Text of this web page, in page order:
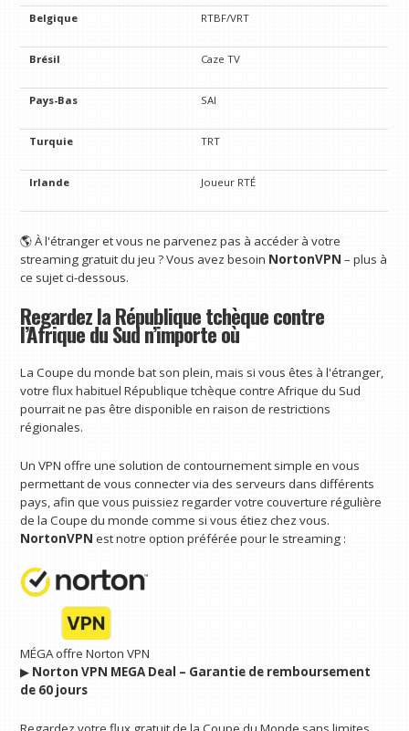
Belgique RTBF/VRT
Brésil Caze TV
Pays-Bas SAI
Turquie TRT
Irlande Joueur RTÉ
🌎 À l'étranger et vous ne parvenez pas à accéder à votre
streaming gratuit du jeu ? Vous avez besoin NortonVPN – plus à
ce sujet ci-dessous.
Regardez la République tchèque contre
l’Afrique du Sud n’importe où
La Coupe du monde bat son plein, mais si vous êtes à l'étranger,
votre flux habituel République tchèque contre Afrique du Sud
pourrait ne pas être disponible en raison de restrictions
régionales.
Un VPN offre une solution de contournement simple en vous
permettant de vous connecter via des serveurs dans différents
pays, afin que vous puissiez regarder votre couverture régulière
de la Coupe du monde comme si vous étiez chez vous.
NortonVPN est notre option préférée pour le streaming :
MÉGA offre Norton VPN
▶︎ Norton VPN MEGA Deal – Garantie de remboursement
de 60 jours